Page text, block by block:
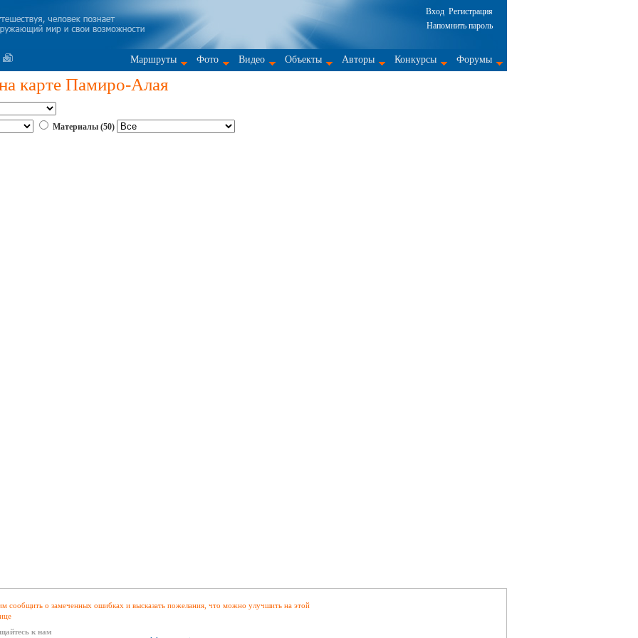
Вход Регистрация
Напомнить пароль
Маршруты Фото Видео Объекты Авторы Конкурсы Форумы
карте Памиро-Алая
Материалы (50)
сообщить о замеченных ошибках и высказать пожелания, что можно улучшить на этой
к нам